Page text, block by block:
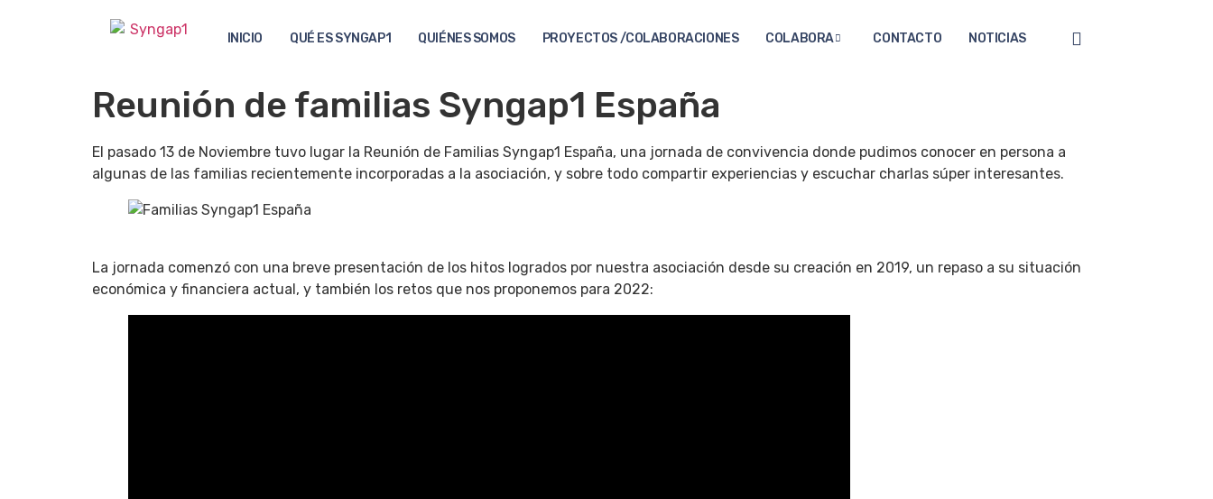
INICIO QUÉ ES SYNGAP1 QUIÉNES SOMOS PROYECTOS /COLABORACIONES COLABORA CONTACTO NOTICIAS
Reunión de familias Syngap1 España
El pasado 13 de Noviembre tuvo lugar la Reunión de Familias Syngap1 España, una jornada de convivencia donde pudimos conocer en persona a
algunas de las familias recientemente incorporadas a la asociación, y sobre todo compartir experiencias y escuchar charlas súper interesantes.
La jornada comenzó con una breve presentación de los hitos logrados por nuestra asociación desde su creación en 2019, un repaso a su situación
económica y financiera actual, y también los retos que nos proponemos para 2022: